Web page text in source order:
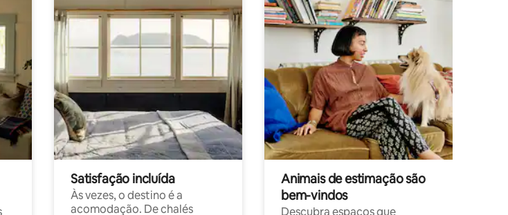
Satisfação incluída
Às vezes, o destino é a
acomodação. De chalés
Animais de estimação são
bem-vindos
Descubra espaços que